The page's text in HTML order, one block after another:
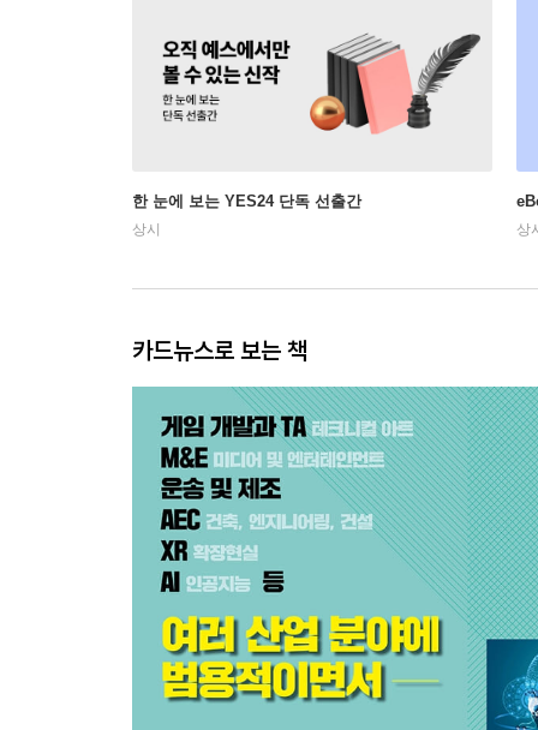
한 눈에 보는 YES24 단독 선출간
상시 상
카드뉴스로 보는 책